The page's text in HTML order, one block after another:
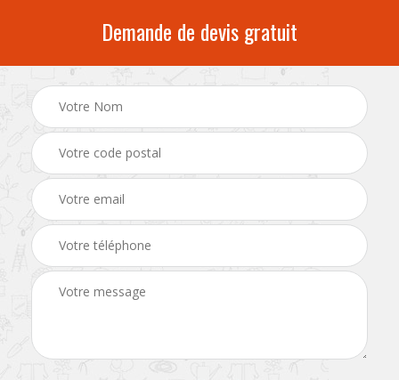
Demande de devis gratuit